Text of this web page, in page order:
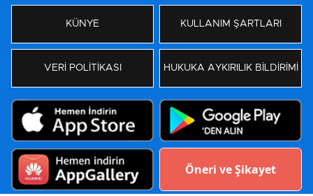
KÜNYE KULLANIM ŞARTLARI
VERİ POLİTİKASI HUKUKA AYKIRILIK BİLDİRİMİ
Öneri ve Şikayet